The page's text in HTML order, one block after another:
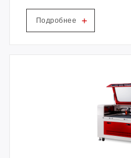
Выбор лазерных систем
мировой индустрии
Подробнее +